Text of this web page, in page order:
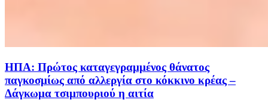
ΗΠΑ: Πρώτος καταγεγραμμένος θάνατος
παγκοσμίως από αλλεργία στο κόκκινο κρέας –
Δάγκωμα τσιμπουριού η αιτία